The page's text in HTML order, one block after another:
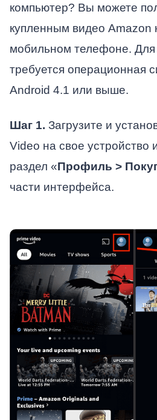
компьютер? Вы можете
купленным видео Amazon
мобильном телефоне. Для
требуется операционная
Android 4.1 или выше.
Шаг 1. Загрузите и
Video на свое устройство
раздел «Профиль >
части интерфейса.